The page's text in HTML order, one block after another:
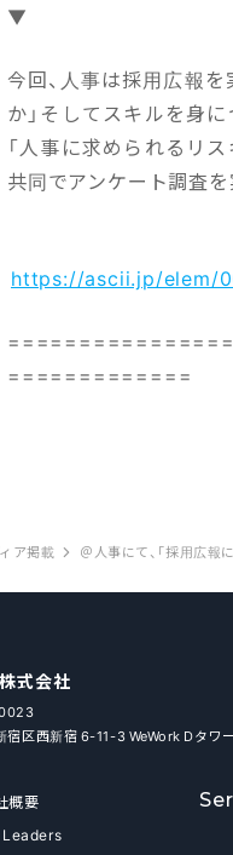
▼
今回、人事は採用広報
か」そしてスキルを身
「人事に求められるリ
共同でアンケート調査を
https://ascii.jp/elem/
=============
ア掲載 ＠人事にて、「採用広報
式会社
宿区西新宿 6-11-3 WeWork Dタワ
概要
Leaders